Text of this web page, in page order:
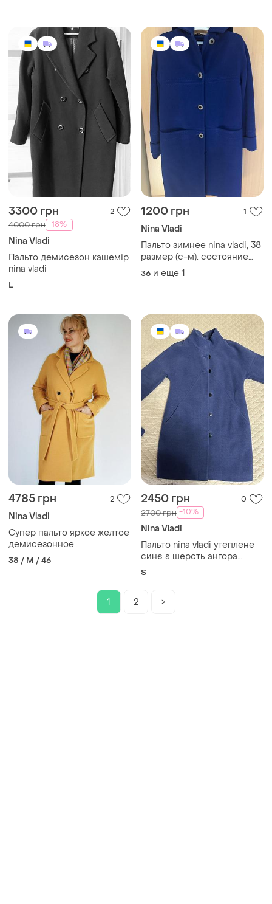
3300 грн 2
4000 грн -18%
Nina Vladi
Пальто демисезон кашемір
nina vladi
L
1200 грн 1
Nina Vladi
Пальто зимнее nina vladi, 38
размер (с-м). состояние
отлично
36 и еще 1
4785 грн 2
Nina Vladi
Супер пальто яркое желтое
демисезонное
кашемировое
38 / M / 46
2450 грн 0
2700 грн -10%
Nina Vladi
Пальто nina vladi утеплене
синє s шерсть ангора
ідеальний стан
S
1 2 >